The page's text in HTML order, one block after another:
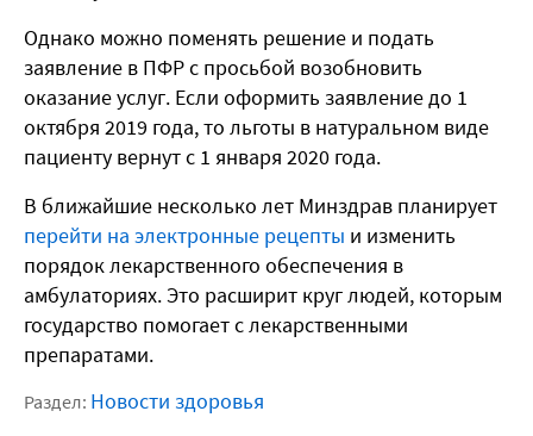
Однако можно поменять решение и подать
заявление в ПФР с просьбой возобновить
оказание услуг. Если оформить заявление до 1
октября 2019 года, то льготы в натуральном виде
пациенту вернут с 1 января 2020 года.
В ближайшие несколько лет Минздрав планирует
перейти на электронные рецепты и изменить
порядок лекарственного обеспечения в
амбулаториях. Это расширит круг людей, которым
государство помогает с лекарственными
препаратами.
Раздел: Новости здоровья